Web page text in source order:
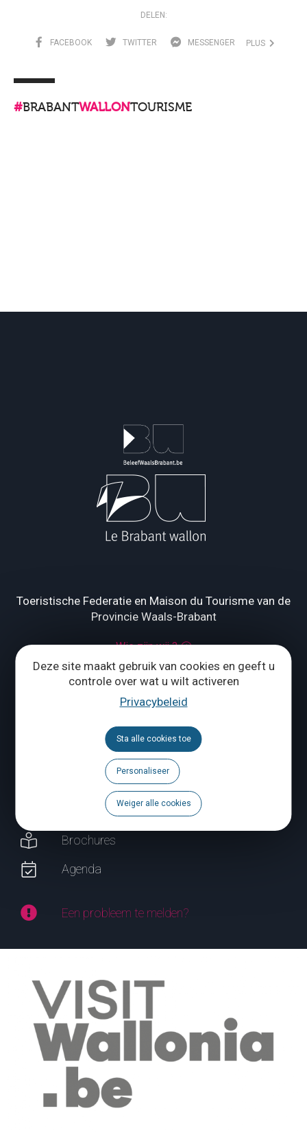
Deze site maakt gebruik van cookies en geeft u
controle over wat u wilt activeren
Privacybeleid
Sta alle cookies toe
Personaliseer
Weiger alle cookies
DELEN:
FACEBOOK TWITTER MESSENGER PLUS
#BRABANTWALLONTOURISME
Toeristische Federatie en Maison du Tourisme van de
Provincie Waals-Brabant
Wie zijn wij ?
Grand Place 1 – 1370 Jodoigne
+32 (0) 10 56 09 70
ONS CONTACTEREN
Volg ons
Brochures
Agenda
Een probleem te melden?